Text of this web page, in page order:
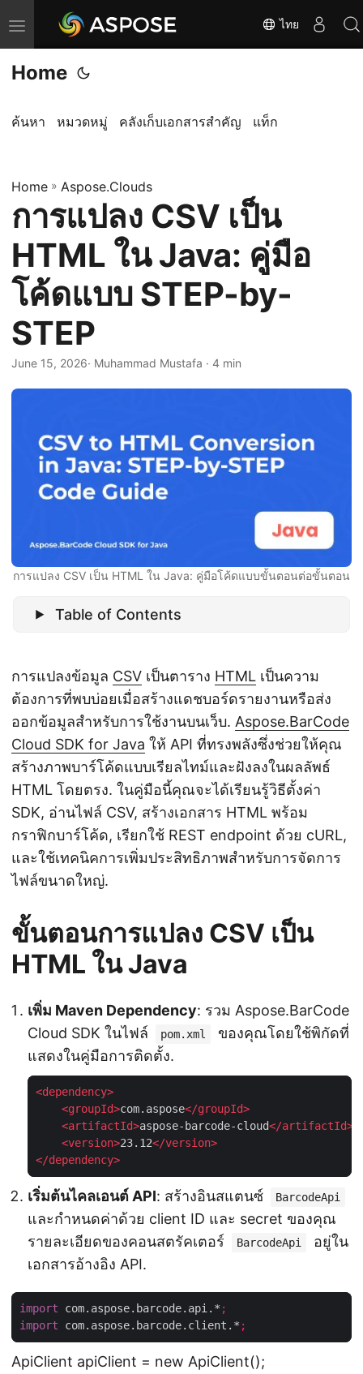
T
o
g
l
a
v
i
g
a
i
o
n
ไทย
Home
ค้นหา หมวดหมู่ คลังเก็บเอกสารสำคัญ แท็ก
Home » Aspose.Clouds
การแปลง CSV เป็น
HTML ใน Java: คู่มือ
โค้ดแบบ STEP-by-
STEP
June 15, 2026· Muhammad Mustafa · 4 min
การแปลง CSV เป็น HTML ใน Java: คู่มือโค้ดแบบขั้นตอนต่อขั้นตอน
Table of Contents
การแปลงข้อมูล CSV เป็นตาราง HTML เป็นความ
ต้องการที่พบบ่อยเมื่อสร้างแดชบอร์ดรายงานหรือส่ง
ออกข้อมูลสำหรับการใช้งานบนเว็บ. Aspose.BarCode
Cloud SDK for Java ให้ API ที่ทรงพลังซึ่งช่วยให้คุณ
สร้างภาพบาร์โค้ดแบบเรียลไทม์และฝังลงในผลลัพธ์
HTML โดยตรง. ในคู่มือนี้คุณจะได้เรียนรู้วิธีตั้งค่า
SDK, อ่านไฟล์ CSV, สร้างเอกสาร HTML พร้อม
กราฟิกบาร์โค้ด, เรียกใช้ REST endpoint ด้วย cURL,
และใช้เทคนิคการเพิ่มประสิทธิภาพสำหรับการจัดการ
ไฟล์ขนาดใหญ่.
ขั้นตอนการแปลง CSV เป็น
HTML ใน Java
เพิ่ม Maven Dependency: รวม Aspose.BarCode
Cloud SDK ในไฟล์
pom.xml
ของคุณโดยใช้พิกัดที่
แสดงในคู่มือการติดตั้ง.
<dependency>
<groupId>com.aspose</groupId>
<artifactId>aspose-barcode-cloud</artifactId>
<version>23.12</version>
</dependency>
เริ่มต้นไคลเอนต์ API: สร้างอินสแตนซ์ BarcodeApi
และกำหนดค่าด้วย client ID และ secret ของคุณ
รายละเอียดของคอนสตรัคเตอร์
BarcodeApi
อยู่ใน
เอกสารอ้างอิง API.
import com.aspose.barcode.api.* ;
import com.aspose.barcode.client.* ;
ApiClient apiClient = new ApiClient();